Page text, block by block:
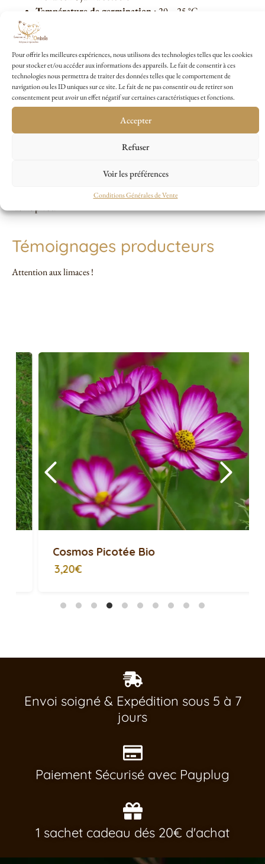
Pour offrir les meilleures expériences, nous utilisons des technologies telles que les cookies
pour stocker et/ou accéder aux informations des appareils. Le fait de consentir à ces
technologies nous permettra de traiter des données telles que le comportement de
navigation ou les ID uniques sur ce site. Le fait de ne pas consentir ou de retirer son
consentement peut avoir un effet négatif sur certaines caractéristiques et fonctions.
Accepter
Refuser
Voir les préférences
Conditions Générales de Vente
Température de germination : 20 – 25 °C
Rusticité :
Tuteurage :
Comestible: oui
Conseils de culture du
Tournesol Fleurs Ours en
Semis en godet sous abris en mars-avril, ou en pleine terre de mai-juin
après les dernières gelées. Repiquer tous les 40 cm en prenant soin de la
racine pivot.
Témoignages producteurs
Attention aux limaces !
AVEZ-VOUS BESOIN DE ...
> Voir toutes les semences potagères <
Cosmos Picotée Bio
3,20€
Envoi soigné & Expédition sous 5 à 7
jours
Paiement Sécurisé avec Payplug
1 sachet cadeau dés 20€ d'achat